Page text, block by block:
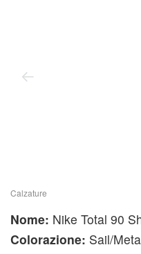
Calzature
Nome: Nike Total 90
Colorazione: Sail/